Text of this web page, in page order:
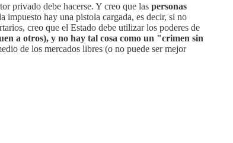
privado debe hacerse. Y creo que las personas
impuesto hay una pistola cargada, es decir, si no
creo que el Estado debe utilizar los poderes de
a otros), y no hay tal cosa como un "crimen sin
de los mercados libres (o no puede ser mejor